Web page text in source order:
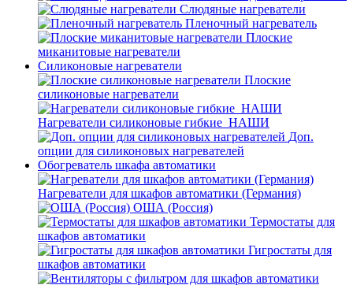
Слюдяные нагреватели
Пленочный нагреватель
Плоские
миканитовые нагреватели
Силиконовые нагреватели
Плоские
силиконовые нагреватели
Нагреватели силиконовые гибкие_НАШИ
Доп.
опции для силиконовых нагревателей
Обогреватель шкафа автоматики
Нагреватели для шкафов автоматики (Германия)
ОША (Россия)
Термостаты для
шкафов автоматики
Гигростаты для
шкафов автоматики